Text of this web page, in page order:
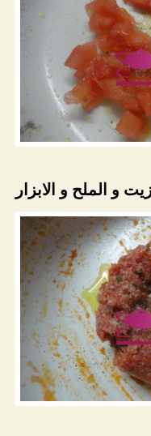
و الملح و الابزار